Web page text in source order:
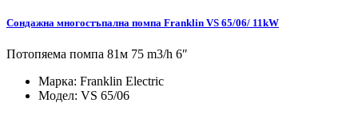
Сондажна многостъпална помпа Franklin VS 65/06/ 11kW
Потопяема помпа 81м 75 m3/h 6″
Марка: Franklin Electric
Модел: VS 65/06